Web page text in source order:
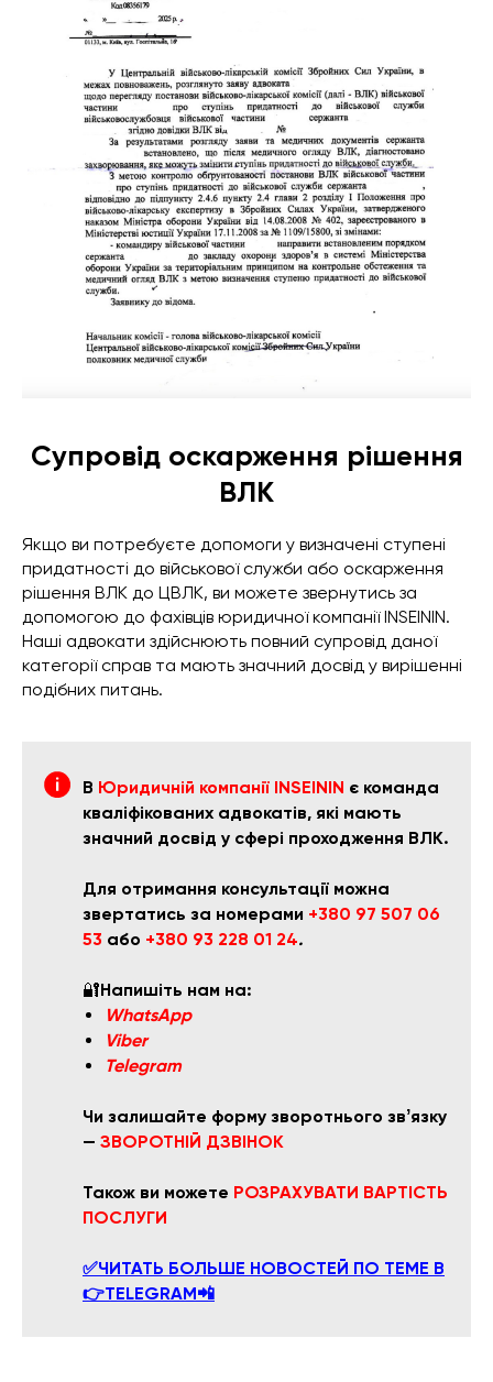
Супровід оскарження рішення
ВЛК
Якщо ви потребуєте допомоги у визначені ступені
придатності до військової служби або оскарження
рішення ВЛК до ЦВЛК, ви можете звернутись за
допомогою до фахівців юридичної компанії INSEININ.
Наші адвокати здійснюють повний супровід даної
категорії справ та мають значний досвід у вирішенні
подібних питань.
В Юридичній компанії INSEININ є команда
кваліфікованих адвокатів, які мають
значний досвід у сфері проходження ВЛК.
Для отримання консультації можна
звертатись за номерами +380 97 507 06
53 або +380 93 228 01 24.
🔐Напишіть нам на:
WhatsApp
Viber
Telegram
Чи залишайте форму зворотнього звʼязку
— ЗВОРОТНІЙ ДЗВІНОК
Також ви можете РОЗРАХУВАТИ ВАРТІСТЬ
ПОСЛУГИ
✅ЧИТАТЬ БОЛЬШЕ НОВОСТЕЙ ПО ТЕМЕ В
👉TELEGRAM📲